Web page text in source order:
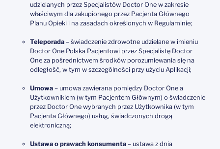
udzielanych przez Specjalistów Doctor One w zakresie
właściwym dla zakupionego przez Pacjenta Głównego
Planu Opieki i na zasadach określonych w Regulaminie;
Teleporada – świadczenie zdrowotne udzielane w imieniu
Doctor One Polska Pacjentowi przez Specjalistę Doctor
One za pośrednictwem środków porozumiewania się na
odległość, w tym w szczególności przy użyciu Aplikacji;
Umowa – umowa zawierana pomiędzy Doctor One a
Użytkownikiem (w tym Pacjentem Głównym) o świadczenie
przez Doctor One wybranych przez Użytkownika (w tym
Pacjenta Głównego) usług, świadczonych drogą
elektroniczną;
Ustawa o prawach konsumenta – ustawa z dnia